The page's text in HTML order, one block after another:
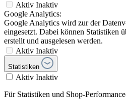
Aktiv Inaktiv
Google Analytics:
Google Analytics wird zur der
eingesetzt. Dabei können Statistiken
erstellt und ausgelesen werden.
Aktiv Inaktiv
Statistiken
Aktiv Inaktiv
Für Statistiken und Shop-